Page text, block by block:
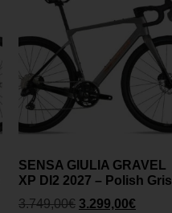
SENSA GIULIA GRAVEL
XP DI2 2027 – Polish Gris
3.749,00€ 3.299,00€